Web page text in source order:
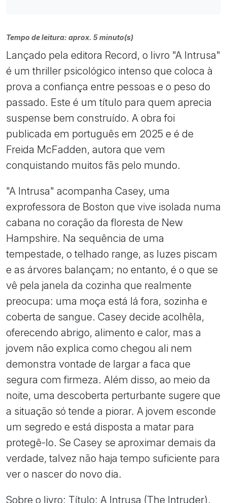
Tempo de leitura: aprox. 5 minuto(s)
Lançado pela editora Record, o livro "A Intrusa"
é um thriller psicológico intenso que coloca à
prova a confiança entre pessoas e o peso do
passado. Este é um título para quem aprecia
suspense bem construído. A obra foi
publicada em português em 2025 e é de
Freida McFadden, autora que vem
conquistando muitos fãs pelo mundo.
"A Intrusa" acompanha Casey, uma
exprofessora de Boston que vive isolada numa
cabana no coração da floresta de New
Hampshire. Na sequência de uma
tempestade, o telhado range, as luzes piscam
e as árvores balançam; no entanto, é o que se
vê pela janela da cozinha que realmente
preocupa: uma moça está lá fora, sozinha e
coberta de sangue. Casey decide acolhêla,
oferecendo abrigo, alimento e calor, mas a
jovem não explica como chegou ali nem
demonstra vontade de largar a faca que
segura com firmeza. Além disso, ao meio da
noite, uma descoberta perturbante sugere que
a situação só tende a piorar. A jovem esconde
um segredo e está disposta a matar para
protegê-lo. Se Casey se aproximar demais da
verdade, talvez não haja tempo suficiente para
ver o nascer do novo dia.
Sobre o livro: Título: A Intrusa (The Intruder).